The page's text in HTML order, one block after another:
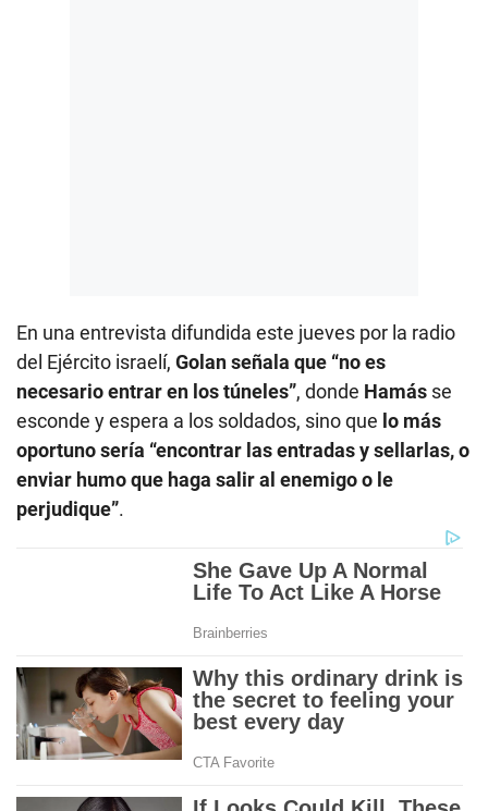
En una entrevista difundida este jueves por la radio
del Ejército israelí, Golan señala que “no es
necesario entrar en los túneles”, donde Hamás se
esconde y espera a los soldados, sino que lo más
oportuno sería “encontrar las entradas y sellarlas, o
enviar humo que haga salir al enemigo o le
perjudique”.